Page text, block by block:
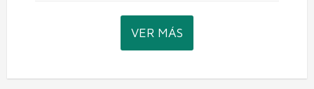
VER MÁS